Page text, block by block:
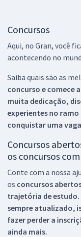
Concursos
Aqui, no Gran, você
acontecendo no
Saiba quais são as
concurso e comece
muita dedicação,
experientes no ramo
conquistar uma
Concursos
os concursos
Conte com a nossa
os concursos
trajetória de
sempre atualizado,
fazer perder a
ainda mais.